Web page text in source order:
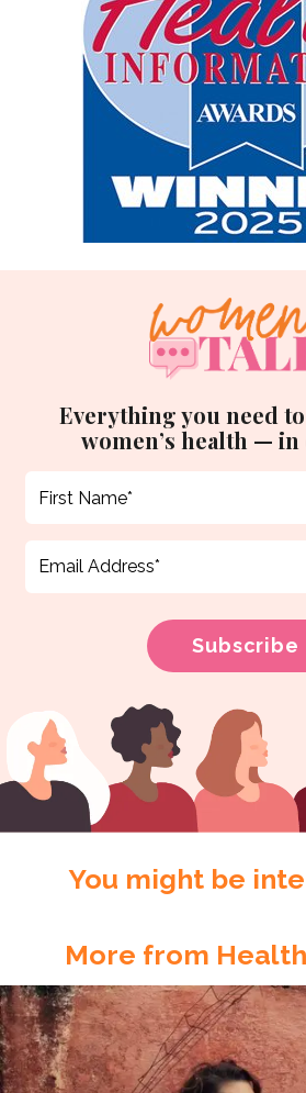
Everything you need
women’s health — in
You might be
More from